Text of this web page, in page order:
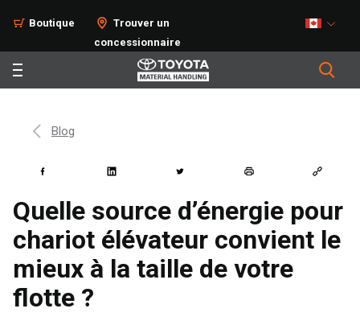
Boutique
Trouver un
concessionnaire
Blog
Quelle source d’énergie pour
chariot élévateur convient le
mieux à la taille de votre
flotte ?